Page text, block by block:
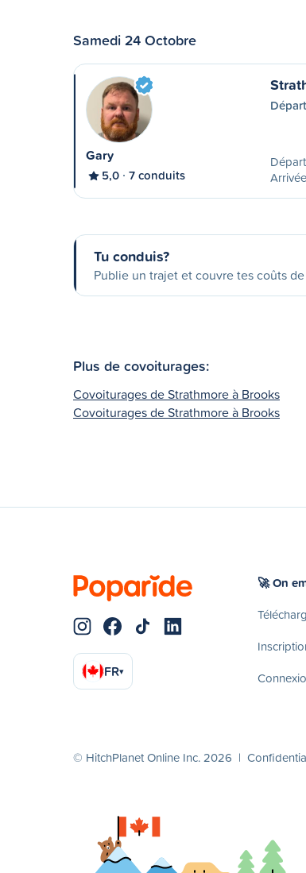
Samedi 24 Octobre
Gary
5,0 7 conduits
Tu conduis?
Publie un trajet et couvre tes coûts
Plus de covoiturages:
Covoiturages de Strathmore à Brooks
Covoiturages de Strathmore à Brooks
FR▾
🚀 On
© HitchPlanet Online Inc. 2026 |